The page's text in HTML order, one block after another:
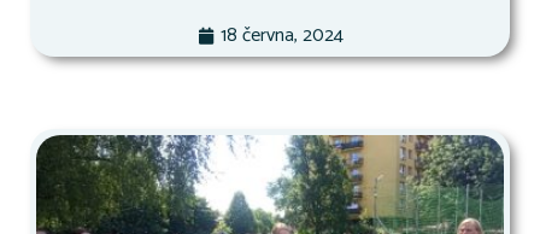
18 června, 2024